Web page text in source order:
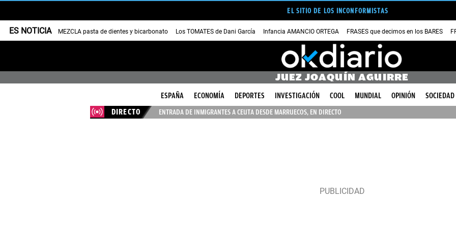
EL SITIO DE LOS INCONFORMISTAS
ES NOTICIA MEZCLA pasta de dientes y bicarbonato Los TOMATES de Dani García Infancia AMANCIO ORTEGA FRASES que decimos en los BARES
JUEZ JOAQUÍN AGUIRRE
ESPAÑA ECONOMÍA DEPORTES INVESTIGACIÓN COOL MUNDIAL OPINIÓN SOCIEDAD
DIRECTO
ENTRADA DE INMIGRANTES A CEUTA DESDE MARRUECOS, EN DIRECTO